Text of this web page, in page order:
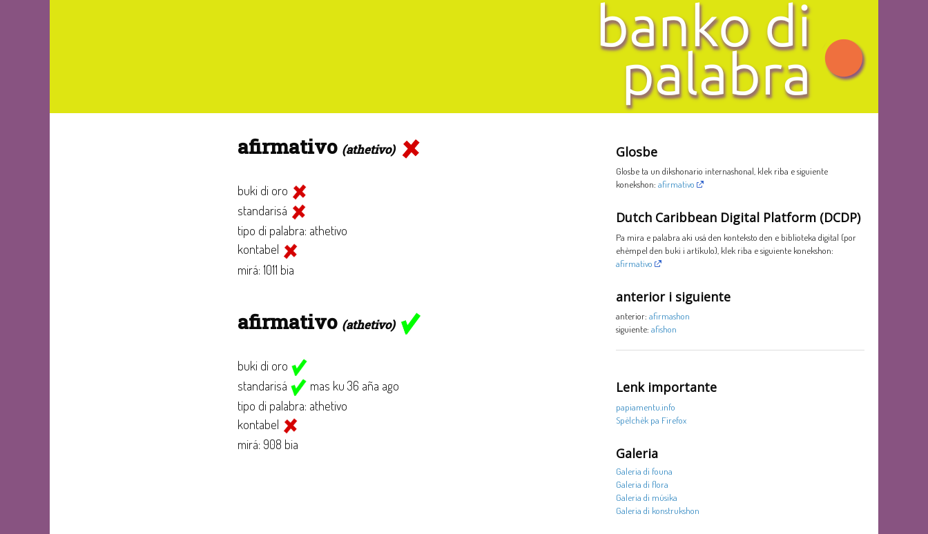
afirmativo (athetivo)
buki di oro
standarisá
tipo di palabra: athetivo
kontabel
mirá: 1011 bia
afirmativo (athetivo)
buki di oro
standarisá
mas ku 36 aña ago
tipo di palabra: athetivo
kontabel
mirá: 908 bia
Glosbe
Glosbe ta un dikshonario internashonal, klek riba e siguiente
konekshon: afirmativo
Dutch Caribbean Digital Platform (DCDP)
Pa mira e palabra aki usá den konteksto den e biblioteka digital (por
ehèmpel den buki i artíkulo), klek riba e siguiente konekshon:
afirmativo
anterior i siguiente
anterior: afirmashon
siguiente: afishon
Lenk importante
papiamentu.info
Spèlchèk pa Firefox
Galeria
Galeria di founa
Galeria di flora
Galeria di músika
Galeria di konstrukshon